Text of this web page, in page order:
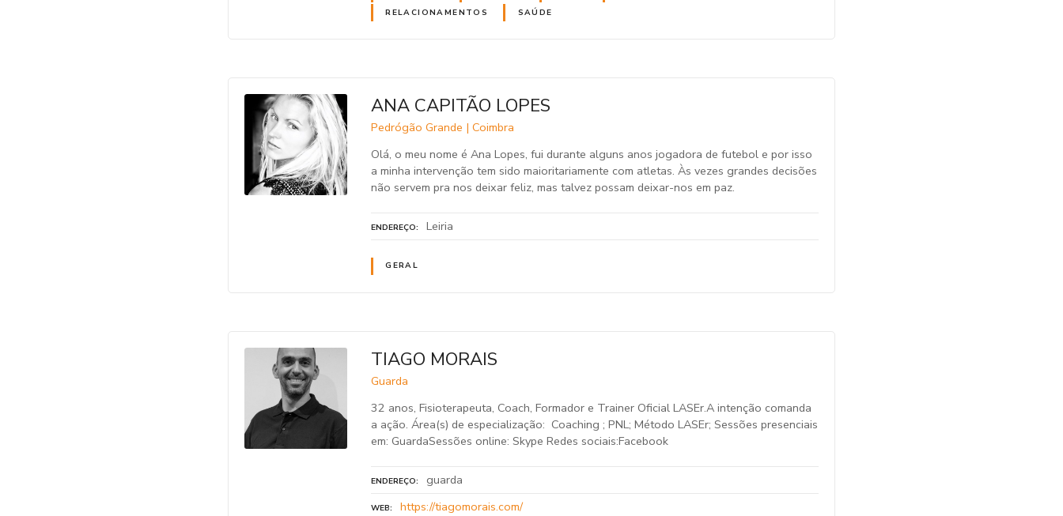
RELACIONAMENTOS
SAÚDE
ANA CAPITÃO LOPES
Pedrógão Grande | Coimbra
Olá, o meu nome é Ana Lopes, fui durante alguns anos jogadora de futebol e por isso
a minha intervenção tem sido maioritariamente com atletas. Às vezes grandes decisões
não servem pra nos deixar feliz, mas talvez possam deixar-nos em paz.
ENDEREÇO Leiria
GERAL
TIAGO MORAIS
Guarda
32 anos, Fisioterapeuta, Coach, Formador e Trainer Oficial LASEr.A intenção comanda
a ação. Área(s) de especialização: Coaching ; PNL; Método LASEr; Sessões presenciais
em: GuardaSessões online: Skype Redes sociais:Facebook
ENDEREÇO guarda
WEB https://tiagomorais.com/